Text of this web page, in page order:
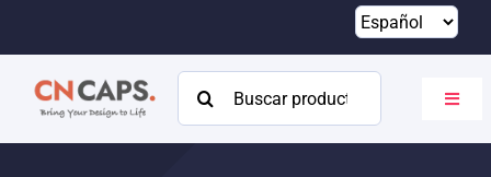
contenido
Buscar: